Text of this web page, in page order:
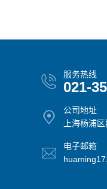
服务热线
021-
公司地址
上海杨浦
电子邮箱